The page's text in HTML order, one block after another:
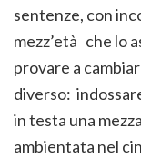
sentenze, con
mezz’età che lo
provare a
diverso:
in testa una
ambientata nel